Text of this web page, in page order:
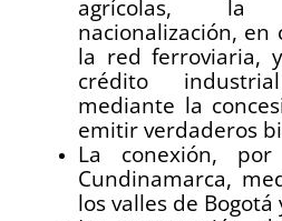
agrícolas, la
nacionalización, en
la red ferroviaria,
crédito
mediante la
emitir verdaderos
La conexión,
Cundinamarca,
los valles de Bogotá